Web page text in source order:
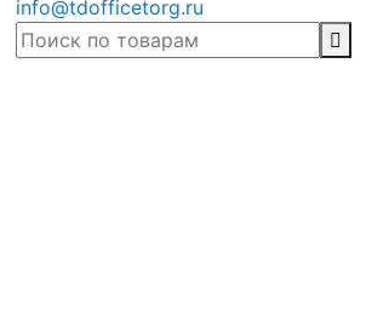
info@tdofficetorg.ru